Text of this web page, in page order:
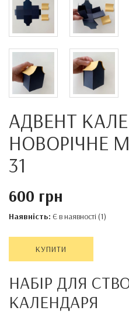
АДВЕНТ
НОВОРІЧНЕ
31
600 грн
Наявність: Є в наявності (1)
КУПИТИ
НАБІР ДЛЯ
КАЛЕНДАРЯ